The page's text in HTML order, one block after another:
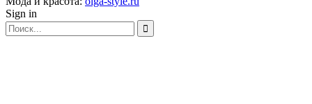
Sign in